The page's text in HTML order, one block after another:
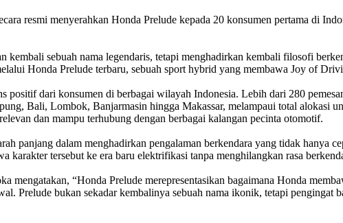
resmi menyerahkan Honda Prelude kepada 20 konsumen pertama di
kembali sebuah nama legendaris, tetapi menghadirkan kembali filosofi
Honda Prelude terbaru, sebuah sport hybrid yang membawa Joy of
positif dari konsumen di berbagai wilayah Indonesia. Lebih dari 280
Bali, Lombok, Banjarmasin hingga Makassar, melampaui total alokasi
dan mampu terhubung dengan berbagai kalangan pecinta otomotif.
panjang dalam menghadirkan pengalaman berkendara yang tidak hanya
karakter tersebut ke era baru elektrifikasi tanpa menghilangkan rasa
mengatakan, “Honda Prelude merepresentasikan bagaimana Honda
Prelude bukan sekadar kembalinya sebuah nama ikonik, tetapi